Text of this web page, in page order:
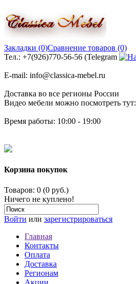
Закладки (0)Сравнение товаров (0)
Тел.: +7(926)770-56-56 (Telegram
E-mail: info@classica-mebel.ru
Доставка во все регионы России
Видео мебели можно посмотреть тут:
Время работы: 10:00 - 19:00
Корзина покупок
Товаров: 0 (0 руб.)
Ничего не куплено!
Войти или зарегистрироваться
Главная
Контакты
Оплата
Доставка
Регионам
Акции